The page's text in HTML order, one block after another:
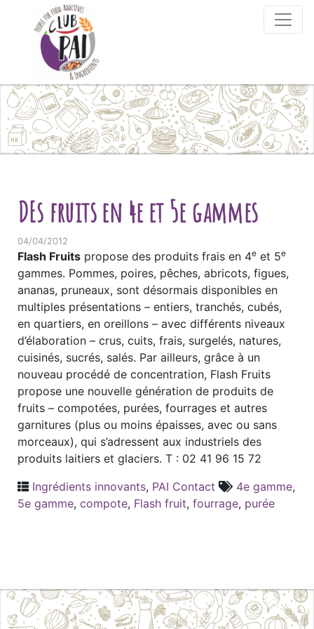
Skip to content
DEs fruits en 4e et 5e gammes
04/04/2012
Flash Fruits propose des produits frais en 4e et 5e
gammes. Pommes, poires, pêches, abricots, figues,
ananas, pruneaux, sont désormais disponibles en
multiples présentations – entiers, tranchés, cubés,
en quartiers, en oreillons – avec différents niveaux
d’élaboration – crus, cuits, frais, surgelés, natures,
cuisinés, sucrés, salés. Par ailleurs, grâce à un
nouveau procédé de concentration, Flash Fruits
propose une nouvelle génération de produits de
fruits – compotées, purées, fourrages et autres
garnitures (plus ou moins épaisses, avec ou sans
morceaux), qui s’adressent aux industriels des
produits laitiers et glaciers. T : 02 41 96 15 72
Ingrédients innovants, PAI Contact 4e gamme,
5e gamme, compote, Flash fruit, fourrage, purée